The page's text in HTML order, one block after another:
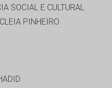
SOCIAL E CULTURAL
PINHEIRO